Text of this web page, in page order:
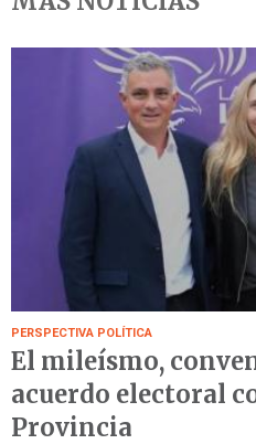
PERSPECTIVA POLÍTICA
El mileísmo,
acuerdo electoral
Provincia